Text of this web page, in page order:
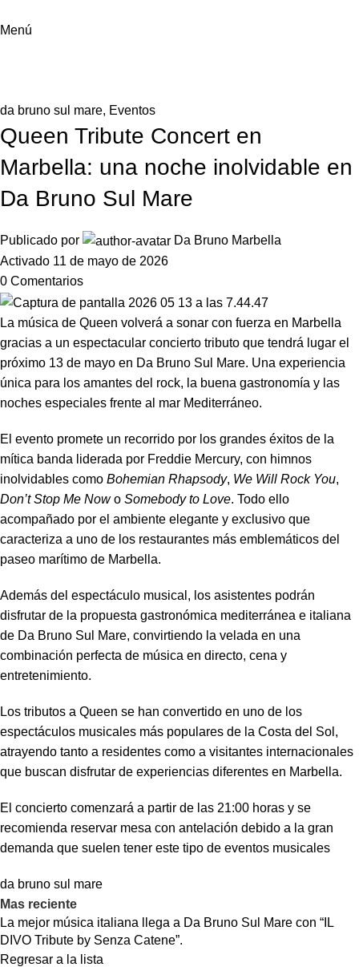
Menú
da bruno sul mare, Eventos
Queen Tribute Concert en
Marbella: una noche inolvidable en
Da Bruno Sul Mare
Publicado por
Da Bruno Marbella
Activado 11 de mayo de 2026
0 Comentarios
La música de Queen volverá a sonar con fuerza en Marbella
gracias a un espectacular concierto tributo que tendrá lugar el
próximo 13 de mayo en Da Bruno Sul Mare. Una experiencia
única para los amantes del rock, la buena gastronomía y las
noches especiales frente al mar Mediterráneo.
El evento promete un recorrido por los grandes éxitos de la
mítica banda liderada por Freddie Mercury, con himnos
inolvidables como Bohemian Rhapsody, We Will Rock You,
Don’t Stop Me Nowo Somebody to Love. Todo ello
acompañado por el ambiente elegante y exclusivo que
caracteriza a uno de los restaurantes más emblemáticos del
paseo marítimo de Marbella.
Además del espectáculo musical, los asistentes podrán
disfrutar de la propuesta gastronómica mediterránea e italiana
de Da Bruno Sul Mare, convirtiendo la velada en una
combinación perfecta de música en directo, cena y
entretenimiento.
Los tributos a Queen se han convertido en uno de los
espectáculos musicales más populares de la Costa del Sol,
atrayendo tanto a residentes como a visitantes internacionales
que buscan disfrutar de experiencias diferentes en Marbella.
El concierto comenzará a partir de las 21:00 horas y se
recomienda reservar mesa con antelación debido a la gran
demanda que suelen tener este tipo de eventos musicales
da bruno sul mare
Mas reciente
La mejor música italiana llega a Da Bruno Sul Mare con “IL
DIVO Tribute by Senza Catene”.
Regresar a la lista